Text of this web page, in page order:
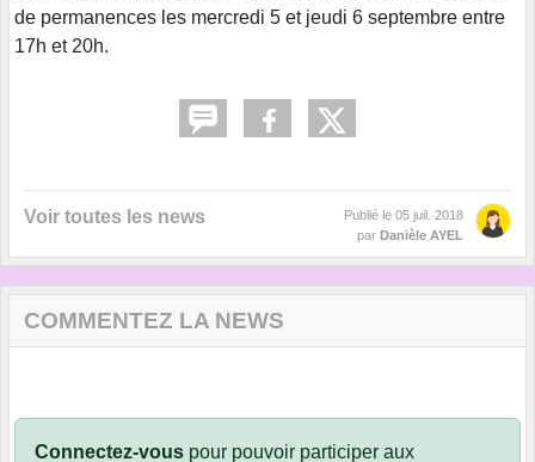
de permanences les mercredi 5 et jeudi 6 septembre entre
17h et 20h.
Voir toutes les news Publié le 05 juil. 2018
par Danièle AYEL
COMMENTEZ LA NEWS
Connectez-vous pour pouvoir participer aux